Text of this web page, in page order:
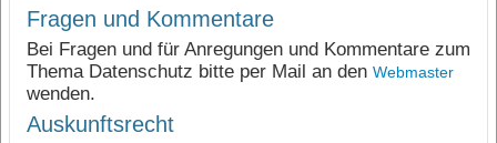
Fragen und Kommentare
Bei Fragen und für Anregungen und Kommentare zum
Thema Datenschutz bitte per Mail an den Webmaster
wenden.
Auskunftsrecht